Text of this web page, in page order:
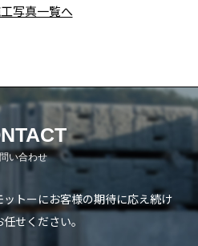
写真一覧へ
トーにお客様の期待に応え続け
せください。